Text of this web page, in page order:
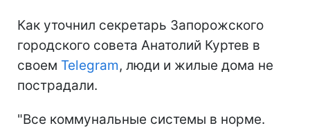
Как уточнил секретарь Запорожского
городского совета Анатолий Куртев в
своем Telegram, люди и жилые дома не
пострадали.
"Все коммунальные системы в норме.